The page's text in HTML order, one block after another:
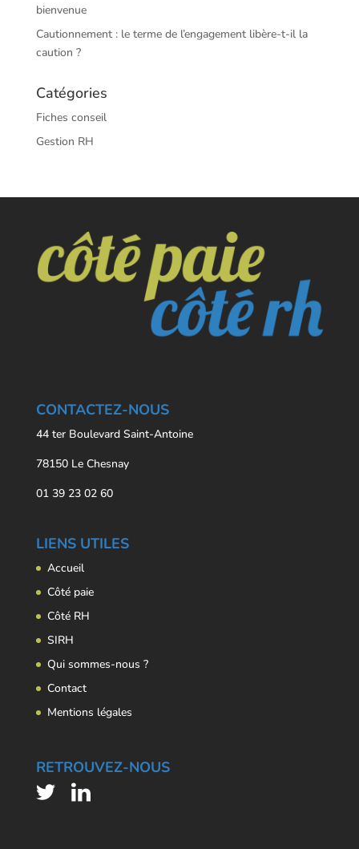
bienvenue
Cautionnement : le terme de l’engagement libère-t-il la
caution ?
Catégories
Fiches conseil
Gestion RH
CONTACTEZ-NOUS
44 ter Boulevard Saint-Antoine
78150 Le Chesnay
01 39 23 02 60
LIENS UTILES
Accueil
Côté paie
Côté RH
SIRH
Qui sommes-nous ?
Contact
Mentions légales
RETROUVEZ-NOUS